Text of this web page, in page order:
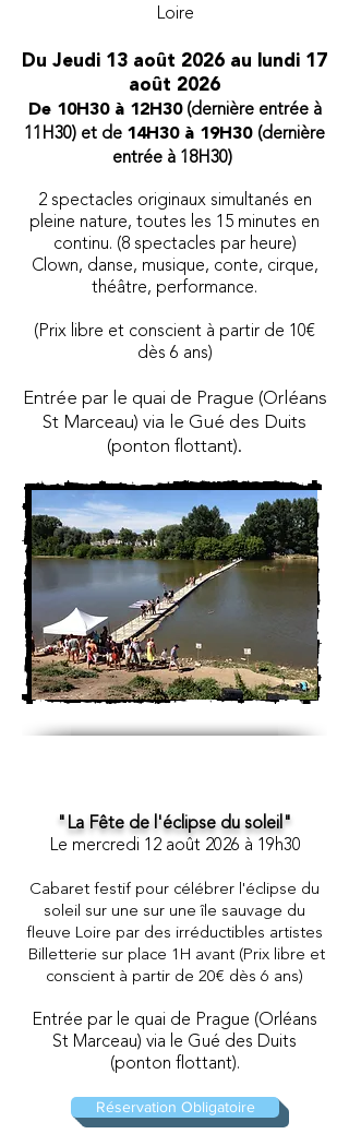
Loire
Du Jeudi 13 août 2026 au lundi 17
août 2026
De 10H30 à 12H30(dernière entrée à
11H30) et de 14H30 à 19H30 (dernière
entrée à 18H30)
2 spectacles originaux simultanés en
pleine nature, toutes les 15 minutes en
continu. (8 spectacles par heure)
Clown, danse, musique, conte, cirque,
théâtre, performance.
(Prix libre et conscient à partir de 10€
dès 6 ans)
Entrée par le quai de Prague (Orléans
St Marceau) via le Gué des Duits
(ponton flottant).
"La Fête de l'éclipse du soleil"
Le mercredi 12août 2026 à 19h30
Cabaret festif pour célébrer l'éclipse du
soleil sur une sur une île sauvage du
fleuve Loire par des irréductibles artistes
Billetterie sur place 1H avant (Prix libre et
conscient à partir de 20€ dès 6 ans)
Entrée par le quai de Prague (Orléans
St Marceau) via le Gué des Duits
(ponton flottant).
Réservation Obligatoire